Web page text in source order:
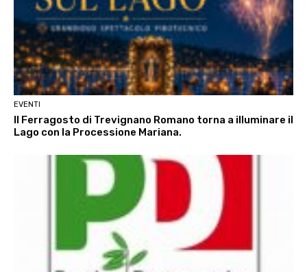
EVENTI
Il Ferragosto di Trevignano Romano torna a illuminare il
Lago con la Processione Mariana.